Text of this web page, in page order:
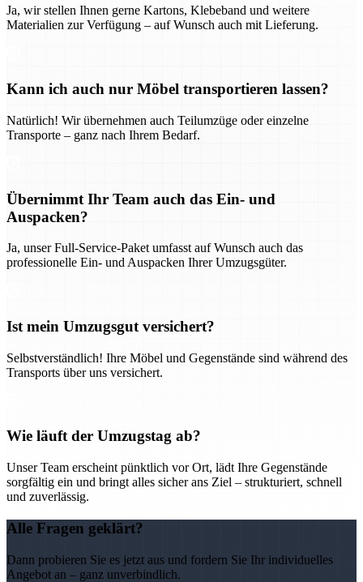
Ja, wir stellen Ihnen gerne Kartons, Klebeband und weitere
Materialien zur Verfügung – auf Wunsch auch mit Lieferung.
Kann ich auch nur Möbel transportieren lassen?
Natürlich! Wir übernehmen auch Teilumzüge oder einzelne
Transporte – ganz nach Ihrem Bedarf.
Übernimmt Ihr Team auch das Ein- und
Auspacken?
Ja, unser Full-Service-Paket umfasst auf Wunsch auch das
professionelle Ein- und Auspacken Ihrer Umzugsgüter.
Ist mein Umzugsgut versichert?
Selbstverständlich! Ihre Möbel und Gegenstände sind während des
Transports über uns versichert.
Wie läuft der Umzugstag ab?
Unser Team erscheint pünktlich vor Ort, lädt Ihre Gegenstände
sorgfältig ein und bringt alles sicher ans Ziel – strukturiert, schnell
und zuverlässig.
Alle Fragen geklärt?
Dann probieren Sie es jetzt aus und fordern Sie Ihr individuelles
Angebot an – ganz unverbindlich.